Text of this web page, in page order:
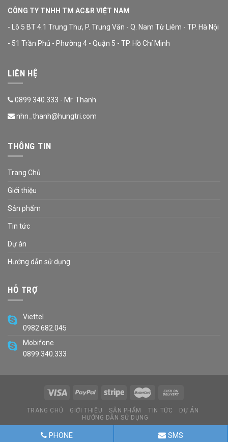
CÔNG TY TNHH TM AC&R VIỆT NAM
- Lô 5 BT 4.1 Trung Thư, P. Trung Văn - Q. Nam Từ Liêm - TP. Hà Nội
- 51 Trần Phú - Phường 4 - Quận 5 - TP. Hồ Chí Minh
LIÊN HỆ
0899.340.333 - Mr. Thanh
nhn_thanh@hungtri.com
THÔNG TIN
Trang Chủ
Giới thiệu
Sản phẩm
Tin tức
Dự án
Hướng dẫn sử dụng
HỖ TRỢ
Viettel
0982.682.045
Mobifone
0899.340.333
TRANG CHỦ GIỚI THIỆU SẢN PHẨM TIN TỨC
DỰ ÁN
HƯỚNG DẪN SỬ DỤNG
Copyright 2026 © Developed By Balloon.vn
PHONE SMS